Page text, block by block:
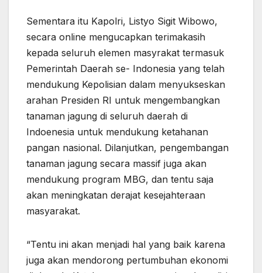
Sementara itu Kapolri, Listyo Sigit Wibowo,
secara online mengucapkan terimakasih
kepada seluruh elemen masyrakat termasuk
Pemerintah Daerah se- Indonesia yang telah
mendukung Kepolisian dalam menyukseskan
arahan Presiden RI untuk mengembangkan
tanaman jagung di seluruh daerah di
Indoenesia untuk mendukung ketahanan
pangan nasional. Dilanjutkan, pengembangan
tanaman jagung secara massif juga akan
mendukung program MBG, dan tentu saja
akan meningkatan derajat kesejahteraan
masyarakat.
“Tentu ini akan menjadi hal yang baik karena
juga akan mendorong pertumbuhan ekonomi